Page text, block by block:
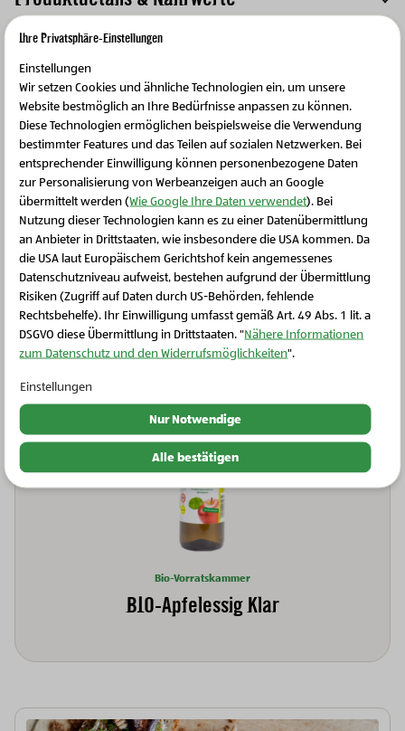
Ursprungsregion
Mehrwert für die Region
Kreislauf des Lebens
Weitere Produkte
Bio-Vorratskammer
BIO-Apfelessig Klar
Schließen Sie dieses Feld
Ihre Privatsphäre-Einstellungen
Einstellungen
Wir setzen Cookies und ähnliche Technologien ein, um unsere
Website bestmöglich an Ihre Bedürfnisse anpassen zu können.
Diese Technologien ermöglichen beispielsweise die Verwendung
bestimmter Features und das Teilen auf sozialen Netzwerken. Bei
entsprechender Einwilligung können personenbezogene Daten
zur Personalisierung von Werbeanzeigen auch an Google
übermittelt werden (Wie Google Ihre Daten verwendet). Bei
Nutzung dieser Technologien kann es zu einer Datenübermittlung
an Anbieter in Drittstaaten, wie insbesondere die USA kommen. Da
die USA laut Europäischem Gerichtshof kein angemessenes
Datenschutzniveau aufweist, bestehen aufgrund der Übermittlung
Risiken (Zugriff auf Daten durch US-Behörden, fehlende
Rechtsbehelfe). Ihr Einwilligung umfasst gemäß Art. 49 Abs. 1 lit. a
DSGVO diese Übermittlung in Drittstaaten. "Nähere Informationen
zum Datenschutz und den Widerrufsmöglichkeiten".
Einstellungen
Nur Notwendige
Alle bestätigen